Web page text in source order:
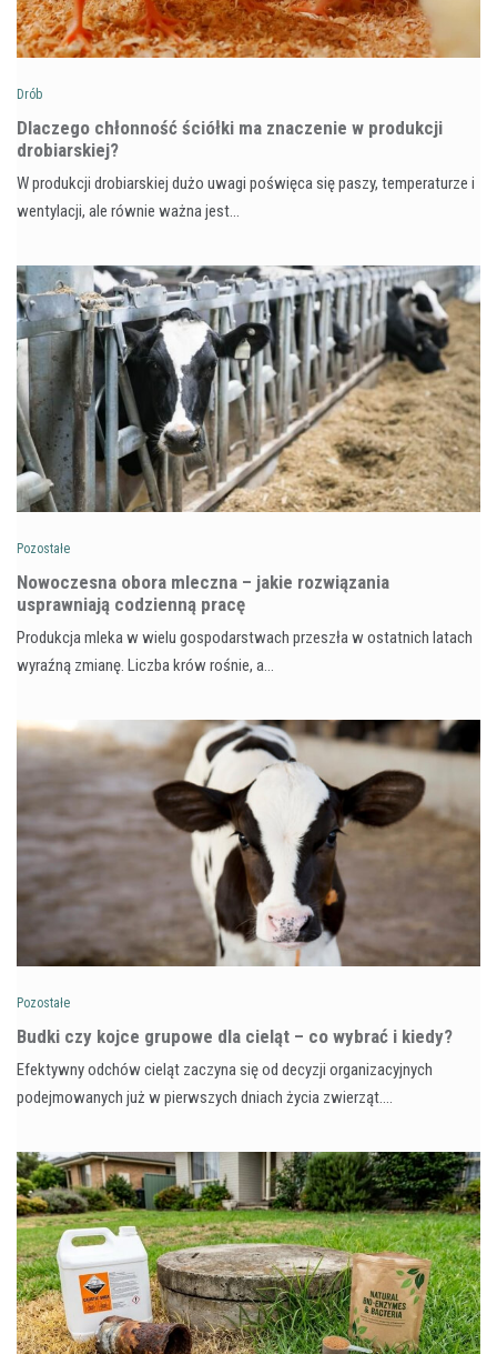
Drób
Dlaczego chłonność ściółki ma znaczenie w produkcji
drobiarskiej?
W produkcji drobiarskiej dużo uwagi poświęca się paszy, temperaturze i
wentylacji, ale równie ważna jest…
Pozostałe
Nowoczesna obora mleczna – jakie rozwiązania
usprawniają codzienną pracę
Produkcja mleka w wielu gospodarstwach przeszła w ostatnich latach
wyraźną zmianę. Liczba krów rośnie, a…
Pozostałe
Budki czy kojce grupowe dla cieląt – co wybrać i kiedy?
Efektywny odchów cieląt zaczyna się od decyzji organizacyjnych
podejmowanych już w pierwszych dniach życia zwierząt.…